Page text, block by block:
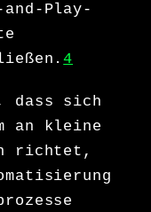
Play-
4
dass sich
an kleine
richtet,